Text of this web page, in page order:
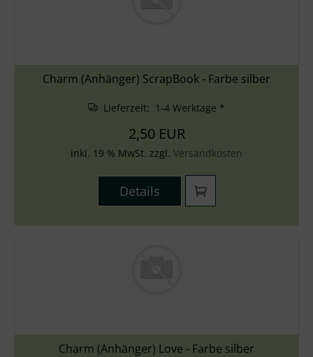
Charm (Anhänger) ScrapBook - Farbe silber
Lieferzeit: 1-4 Werktage *
2,50 EUR
inkl. 19 % MwSt. zzgl. Versandkosten
Details
Charm (Anhänger) Love - Farbe silber